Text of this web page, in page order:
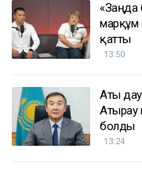
«Заңда
марқұм
қатты
13:50
Аты
Атырау
болды
13:24